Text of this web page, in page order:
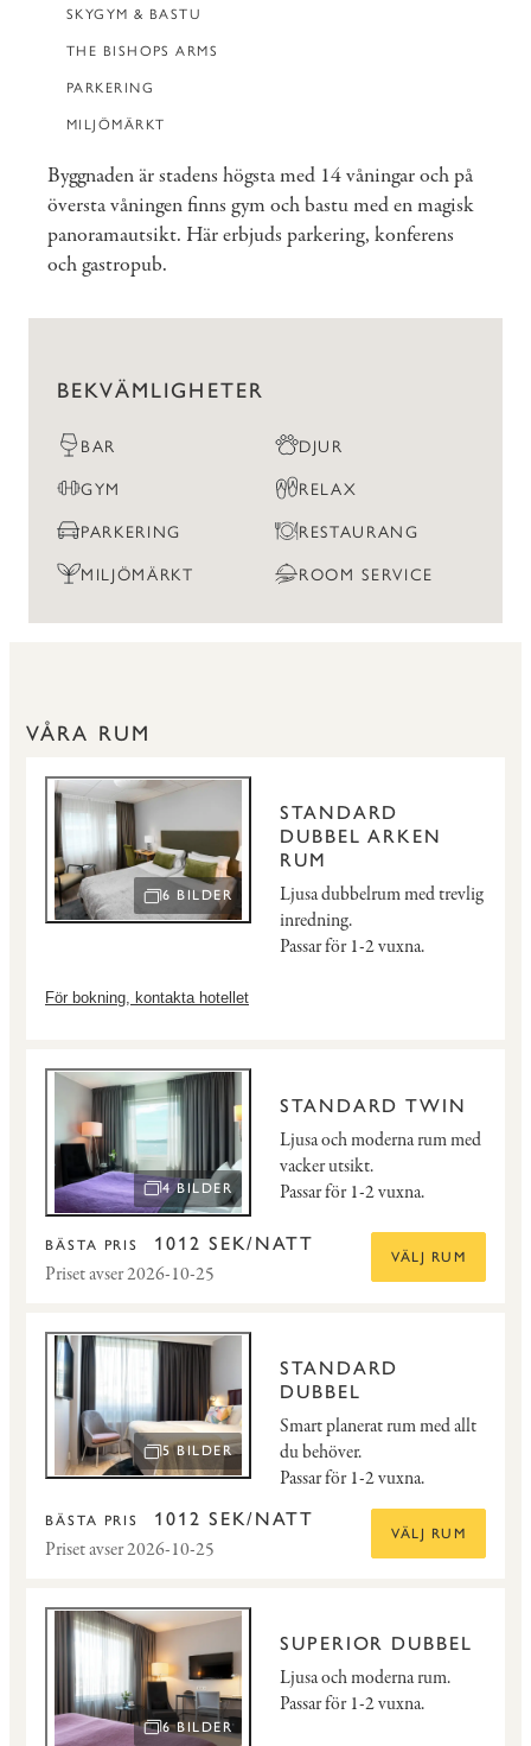
SKYGYM & BASTU
THE BISHOPS ARMS
PARKERING
MILJÖMÄRKT
Byggnaden är stadens högsta med 14 våningar och på
översta våningen finns gym och bastu med en magisk
panoramautsikt. Här erbjuds parkering, konferens
och gastropub.
BEKVÄMLIGHETER
BAR
DJUR
GYM
RELAX
PARKERING
RESTAURANG
MILJÖMÄRKT
ROOM SERVICE
VÅRA RUM
ÖPPNA BILDSPEL
6 BILDER
STANDARD
DUBBEL ARKEN
RUM
Ljusa dubbelrum med trevlig
inredning.
Passar för 1-2 vuxna.
För bokning, kontakta hotellet
ÖPPNA BILDSPEL
4 BILDER
STANDARD TWIN
Ljusa och moderna rum med
vacker utsikt.
Passar för 1-2 vuxna.
BÄSTA PRIS 1012 SEK/NATT
Priset avser 2026-10-25
VÄLJ RUM
ÖPPNA BILDSPEL
5 BILDER
STANDARD
DUBBEL
Smart planerat rum med allt
du behöver.
Passar för 1-2 vuxna.
BÄSTA PRIS 1012 SEK/NATT
Priset avser 2026-10-25
VÄLJ RUM
ÖPPNA BILDSPEL
6 BILDER
SUPERIOR DUBBEL
Ljusa och moderna rum.
Passar för 1-2 vuxna.